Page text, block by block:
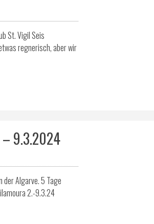
St. Vigil Seis
regnerisch, aber wir
– 9.3.2024
der Algarve. 5 Tage
2.-9.3.24